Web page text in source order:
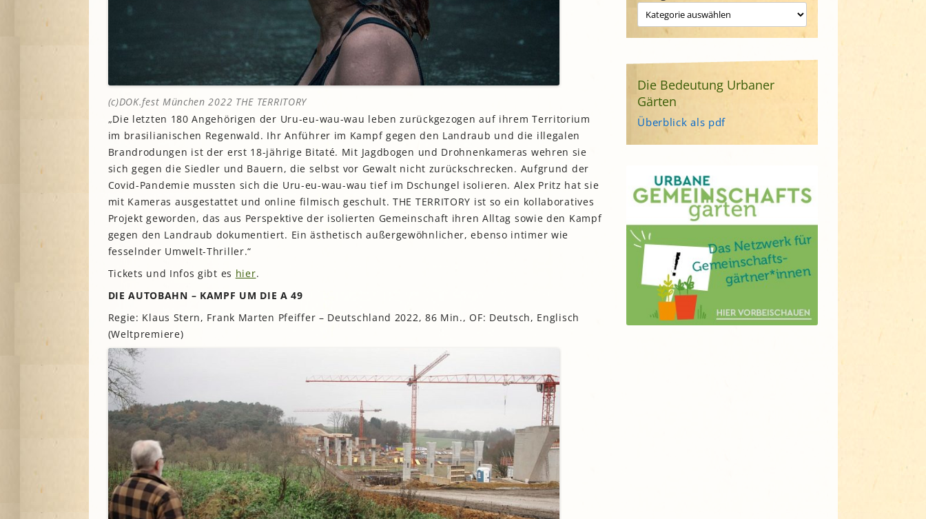
(c)DOK.fest München 2022 THE TERRITORY
„Die letzten 180 Angehörigen der Uru-eu-wau-wau leben zurückgezogen auf ihrem Territorium
im brasilianischen Regenwald. Ihr Anführer im Kampf gegen den Landraub und die illegalen
Brandrodungen ist der erst 18-jährige Bitaté. Mit Jagdbogen und Drohnenkameras wehren sie
sich gegen die Siedler und Bauern, die selbst vor Gewalt nicht zurückschrecken. Aufgrund der
Covid-Pandemie mussten sich die Uru-eu-wau-wau tief im Dschungel isolieren. Alex Pritz hat sie
mit Kameras ausgestattet und online filmisch geschult. THE TERRITORY ist so ein kollaboratives
Projekt geworden, das aus Perspektive der isolierten Gemeinschaft ihren Alltag sowie den Kampf
gegen den Landraub dokumentiert. Ein ästhetisch außergewöhnlicher, ebenso intimer wie
fesselnder Umwelt-Thriller.“
Tickets und Infos gibt es hier.
DIE AUTOBAHN – KAMPF UM DIE A 49
Regie: Klaus Stern, Frank Marten Pfeiffer – Deutschland 2022, 86 Min., OF: Deutsch, Englisch
(Weltpremiere)
Die Bedeutung Urbaner
Gärten
Überblick als pdf